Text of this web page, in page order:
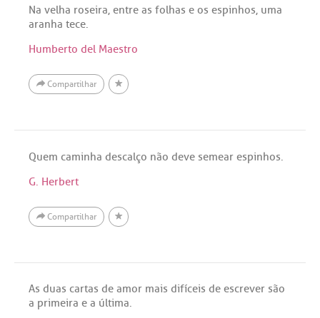
Na velha roseira, entre as folhas e os espinhos, uma
aranha tece.
Humberto del Maestro
Compartilhar
Quem caminha descalço não deve semear espinhos.
G. Herbert
Compartilhar
As duas cartas de amor mais difíceis de escrever são
a primeira e a última.